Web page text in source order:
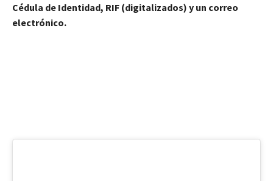
Cédula de Identidad, RIF (digitalizados) y un correo
electrónico.